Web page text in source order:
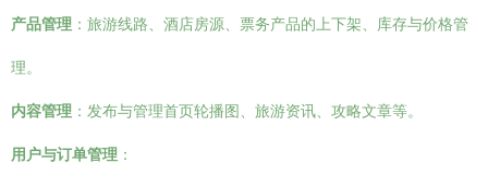
产品管理 ：旅游线路、酒店房源、票务产品的上下架、库存与价格管
理。
内容管理 ：发布与管理首页轮播图、旅游资讯、攻略文章等。
用户与订单管理 ：